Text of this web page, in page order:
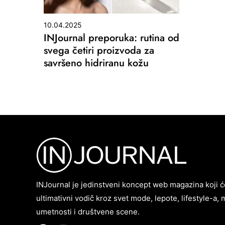
10.04.2025
INJournal preporuka: rutina od
svega četiri proizvoda za
savršeno hidriranu kožu
INJournal je jedinstveni koncept web magazina koji
ultimativni vodič kroz svet mode, lepote, lifestyle-a,
umetnosti i društvene scene.